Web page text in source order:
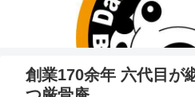
創業170余年 六代目が